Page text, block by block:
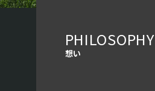
PHILOSOPHY
想い